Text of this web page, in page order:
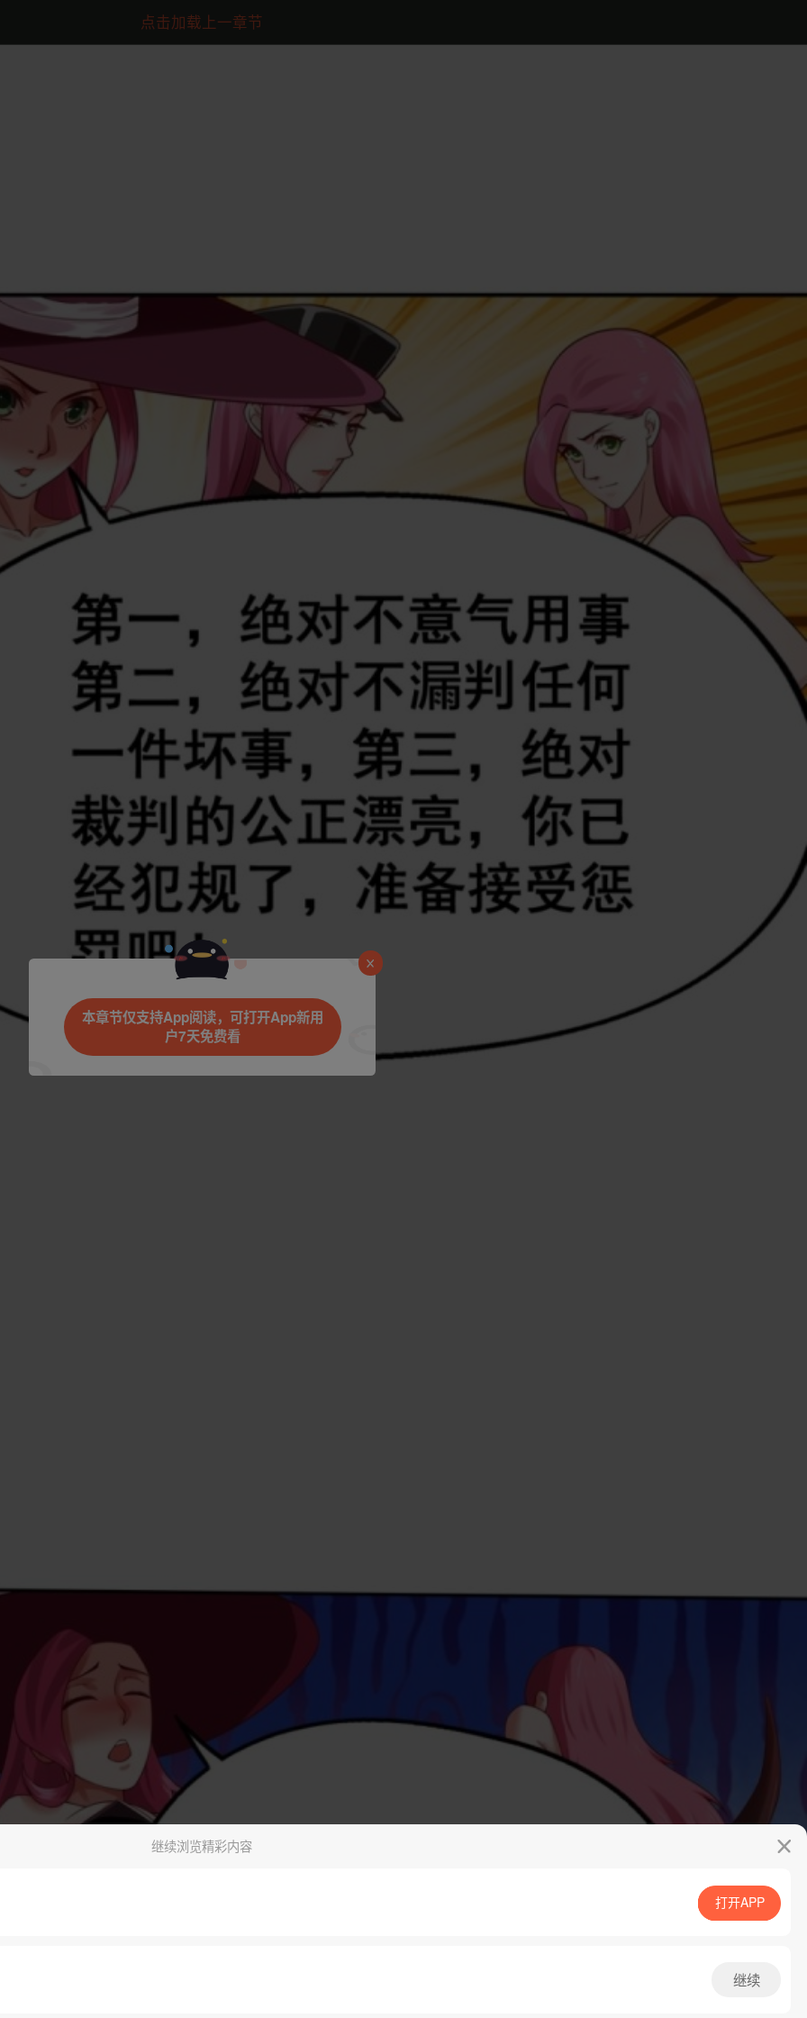
点击加载上一章节
App免费看
继续浏览精彩内容
打开APP
继续
本章节仅支持App阅读，可打开App新用
户7天免费看
是否前往腾漫App继续阅读
立即前往